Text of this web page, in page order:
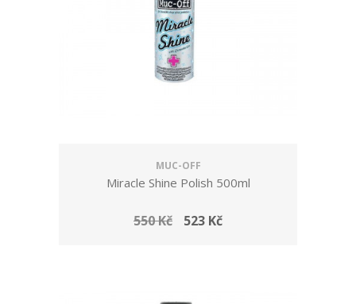
MUC-OFF
Miracle Shine Polish 500ml
550 Kč 523 Kč